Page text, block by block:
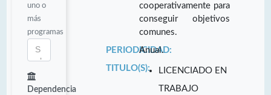
uno o
más
programas
Dependencia
cooperativamente para
conseguir objetivos
comunes.
PERIODICIDAD:
Anual.
TITULO(S):
LICENCIADO EN
TRABAJO